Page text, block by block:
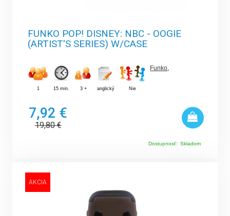
FUNKO POP! DISNEY: NBC - OOGIE
(ARTIST'S SERIES) W/CASE
1 15 min. 3 + anglický Nie
Funko,
7,92 €
19,80€
Dostupnosť: Skladom
AKCIA